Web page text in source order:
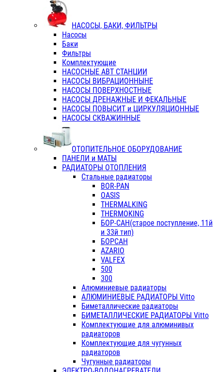
НАСОСЫ, БАКИ, ФИЛЬТРЫ
Насосы
Баки
Фильтры
Комплектующие
НАСОСНЫЕ АВТ СТАНЦИИ
НАСОСЫ ВИБРАЦИОННЫНЕ
НАСОСЫ ПОВЕРХНОСТНЫЕ
НАСОСЫ ДРЕНАЖНЫЕ И ФЕКАЛЬНЫЕ
НАСОСЫ ПОВЫСИТ и ЦИРКУЛЯЦИОННЫЕ
НАСОСЫ СКВАЖИННЫЕ
ОТОПИТЕЛЬНОЕ ОБОРУДОВАНИЕ
ПАНЕЛИ и МАТЫ
РАДИАТОРЫ ОТОПЛЕНИЯ
Стальные радиаторы
BOR-PAN
OASIS
THERMALKING
THERMOKING
БОР-САН(старое поступление, 11й
и 33й тип)
БОРСАН
AZARIO
VALFEX
500
300
Алюминиевые радиаторы
АЛЮМИНИЕВЫЕ РАДИАТОРЫ Vitto
Биметаллические радиаторы
БИМЕТАЛЛИЧЕСКИЕ РАДИАТОРЫ Vitto
Комплектующие для алюминивых
радиаторов
Комплектующие для чугунных
радиаторов
Чугунные радиаторы